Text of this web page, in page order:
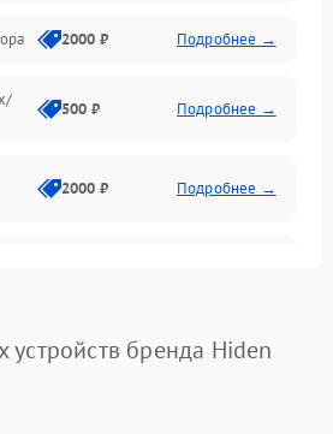
2000 ₽ Подробнее →
500 ₽ Подробнее →
2000 ₽ Подробнее →
500 ₽ Подробнее →
устройств бренда Hiden